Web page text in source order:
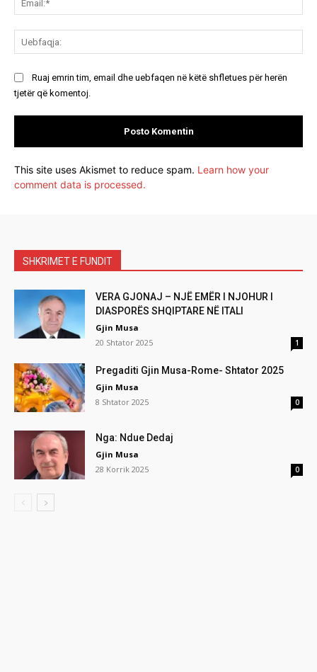
Ruaj emrin tim, email dhe uebfaqen në këtë shfletues për herën
tjetër që komentoj.
This site uses Akismet to reduce spam. Learn how your
comment data is processed.
SHKRIMET E FUNDIT
VERA GJONAJ – NJË EMËR I NJOHUR I
DIASPORËS SHQIPTARE NË ITALI
Gjin Musa
20 Shtator 2025
1
Pregaditi Gjin Musa-Rome- Shtator 2025
Gjin Musa
8 Shtator 2025
0
Nga: Ndue Dedaj
Gjin Musa
28 Korrik 2025
0